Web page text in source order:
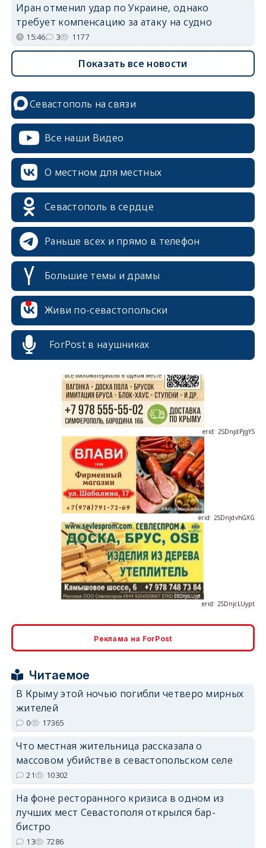
Иран отменил удар по Украине, однако
требует компенсацию за атаку на судно
15:46 3 1177
Показать все новости
Севастополь на связи
Все наши Видео
О местном для местных
Севастополь в сердце
Раньше всех и прямо в телефон
Большие темы и драмы
Живи по-севастопольски
ForPost в наушниках
erid: 2SDnjdPjgYS
erid: 2SDnjdvhGXG
erid: 2SDnjcrDNw6
Реклама на ForPost
Читаемое
В Крыму этой ночью погибли четверо мирных
жителей
0 17365
Что местная жительница рассказала о
массовом убийстве в севастопольском селе
21 10302
На фоне ресторанного кризиса в одном из
лучших мест Севастополя открылся бар-
бистро
13 7286